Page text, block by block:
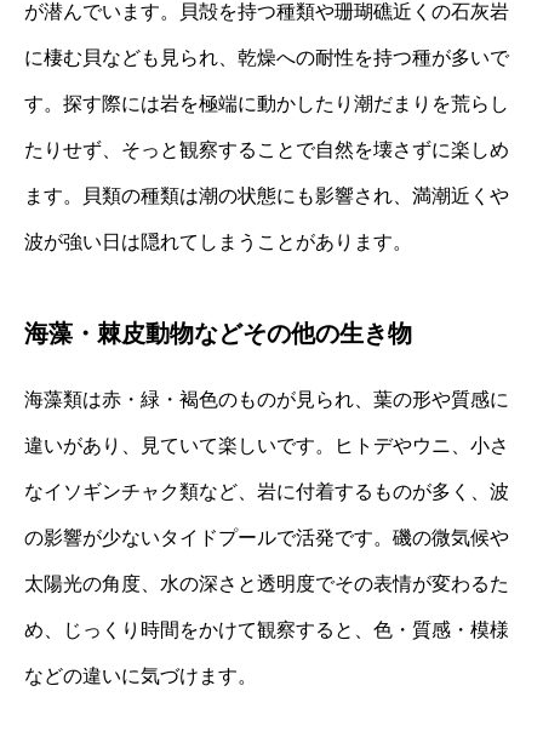
が潜んでいます。貝殻を持つ種類や珊瑚礁近くの石灰岩
に棲む貝なども見られ、乾燥への耐性を持つ種が多いで
す。探す際には岩を極端に動かしたり潮だまりを荒らし
たりせず、そっと観察することで自然を壊さずに楽しめ
ます。貝類の種類は潮の状態にも影響され、満潮近くや
波が強い日は隠れてしまうことがあります。
海藻・棘皮動物などその他の生き物
海藻類は赤・緑・褐色のものが見られ、葉の形や質感に
違いがあり、見ていて楽しいです。ヒトデやウニ、小さ
なイソギンチャク類など、岩に付着するものが多く、波
の影響が少ないタイドプールで活発です。磯の微気候や
太陽光の角度、水の深さと透明度でその表情が変わるた
め、じっくり時間をかけて観察すると、色・質感・模様
などの違いに気づけます。